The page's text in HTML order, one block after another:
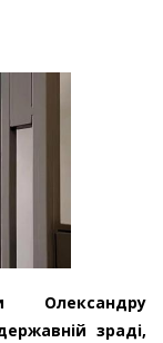
Олександру
зраді,